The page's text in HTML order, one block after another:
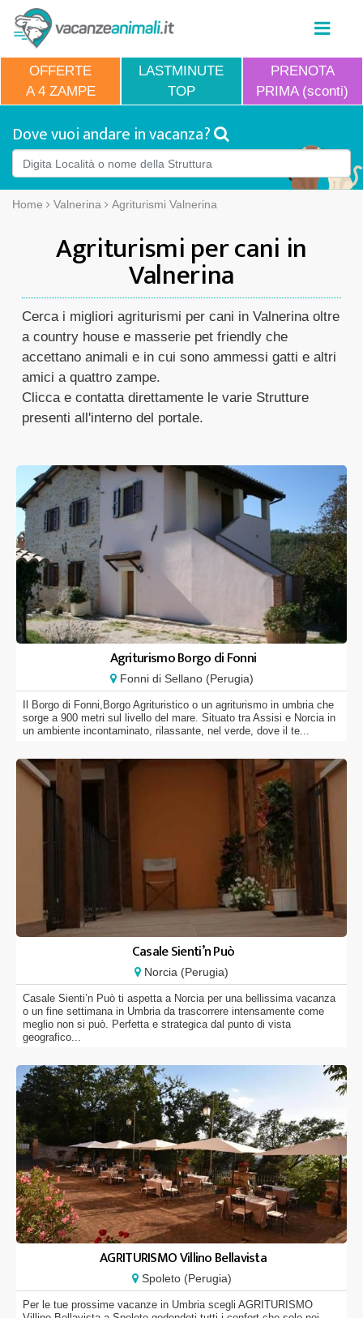
OFFERTE
A 4 ZAMPE
LASTMINUTE
TOP
PRENOTA
PRIMA (sconti)
Dove vuoi andare in vacanza?
Home Valnerina Agriturismi Valnerina
Agriturismi per cani in
Valnerina
Cerca i migliori agriturismi per cani in Valnerina oltre
a country house e masserie pet friendly che
accettano animali e in cui sono ammessi gatti e altri
amici a quattro zampe.
Clicca e contatta direttamente le varie Strutture
presenti all'interno del portale.
Agriturismo Borgo di Fonni
Fonni di Sellano (Perugia)
Il Borgo di Fonni,Borgo Agrituristico o un agriturismo in umbria che
sorge a 900 metri sul livello del mare. Situato tra Assisi e Norcia in
un ambiente incontaminato, rilassante, nel verde, dove il te...
Casale Sienti’n Può
Norcia (Perugia)
Casale Sienti’n Può ti aspetta a Norcia per una bellissima vacanza
o un fine settimana in Umbria da trascorrere intensamente come
meglio non si può. Perfetta e strategica dal punto di vista
geografico...
AGRITURISMO Villino Bellavista
Spoleto (Perugia)
Per le tue prossime vacanze in Umbria scegli AGRITURISMO